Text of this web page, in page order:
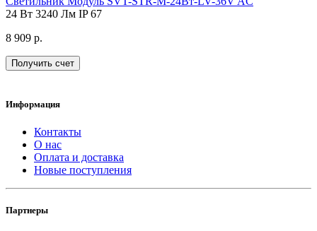
24 Вт 3240 Лм IP 67
8 909 р.
Получить счет
Информация
Контакты
О нас
Оплата и доставка
Новые поступления
Партнеры